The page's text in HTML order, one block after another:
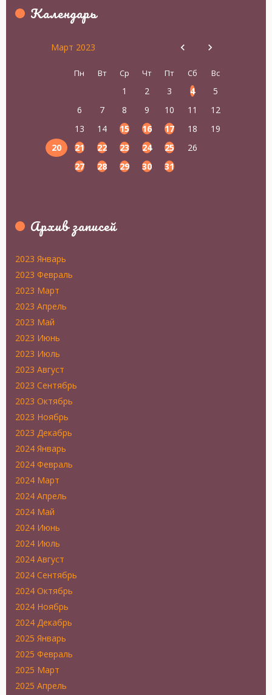
Календарь
Март 2023
Пн Вт Ср Чт Пт Сб Вс
1 2 3 4
5
6
7 8 9 10 11
12
13
14 15 16 17 18
19
20
21 22 23 24 25
26
27
28 29 30 31
Архив записей
2023 Январь
2023 Февраль
2023 Март
2023 Апрель
2023 Май
2023 Июнь
2023 Июль
2023 Август
2023 Сентябрь
2023 Октябрь
2023 Ноябрь
2023 Декабрь
2024 Январь
2024 Февраль
2024 Март
2024 Апрель
2024 Май
2024 Июнь
2024 Июль
2024 Август
2024 Сентябрь
2024 Октябрь
2024 Ноябрь
2024 Декабрь
2025 Январь
2025 Февраль
2025 Март
2025 Апрель